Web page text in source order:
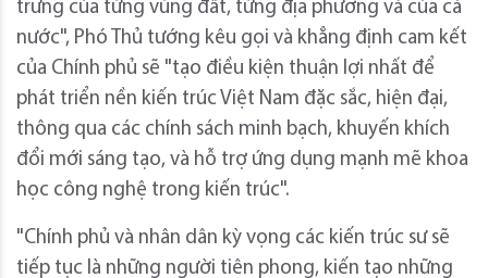
trưng của từng vùng đất, từng địa phương và của cả
nước", Phó Thủ tướng kêu gọi và khẳng định cam kết
của Chính phủ sẽ "tạo điều kiện thuận lợi nhất để
phát triển nền kiến trúc Việt Nam đặc sắc, hiện đại,
thông qua các chính sách minh bạch, khuyến khích
đổi mới sáng tạo, và hỗ trợ ứng dụng mạnh mẽ khoa
học công nghệ trong kiến trúc".
"Chính phủ và nhân dân kỳ vọng các kiến trúc sư sẽ
tiếp tục là những người tiên phong, kiến tạo những